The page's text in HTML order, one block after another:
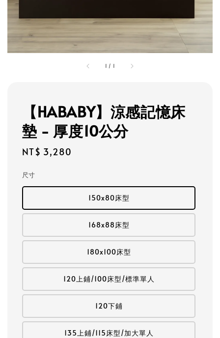
1 / 1
【HABABY】涼感記憶床
墊 - 厚度10公分
Regular
NT$ 3,280
尺寸
150x80床型
168x88床型
180x100床型
120上鋪/100床型/標準單人
120下鋪
135上鋪/115床型/加大單人